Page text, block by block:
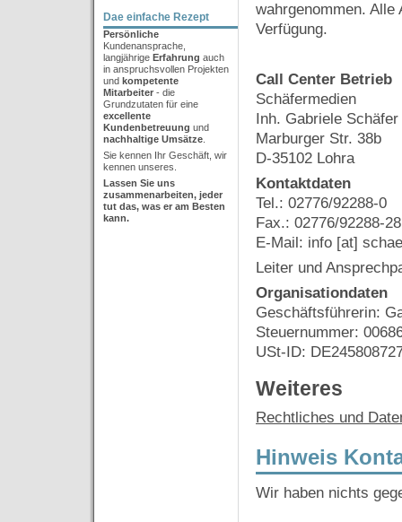
Dae einfache Rezept
Persönliche
Kundenansprache,
langjährige Erfahrung auch
in anspruchsvollen Projekten
und kompetente
Mitarbeiter - die
Grundzutaten für eine
excellente
Kundenbetreuung und
nachhaltige Umsätze
Sie kennen Ihr Geschäft, wir
kennen unseres.
Lassen Sie uns
zusammenarbeiten, jeder
tut das, was er am Besten
kann.
wahrgenommen. Alle
Verfügung.
Call Center Betrieb
Schäfermedien
Inh. Gabriele Schäfer
Marburger Str. 38b
D-35102 Lohra
Kontaktdaten
Tel.: 02776/92288-0
Fax.: 02776/92288-28
E-Mail: info [at]
Leiter und
Organisationdaten
Geschäftsführerin:
Steuernummer:
USt-ID:
Weiteres
Rechtliches und
Hinweis
Wir haben nichts